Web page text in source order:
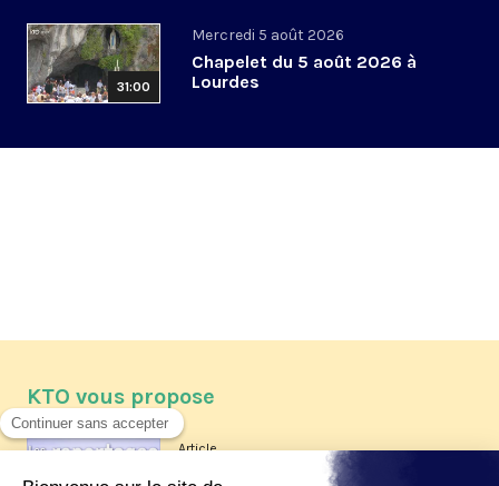
31:00
Mercredi 5 août 2026
Chapelet du 5 août 2026 à
Lourdes
KTO vous propose
Article
Les reportages d'été 2026 de KTO